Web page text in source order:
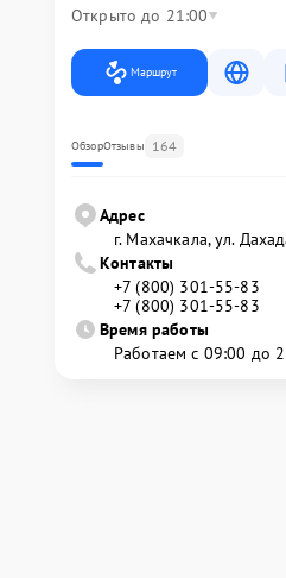
Открыто до 21:00
Маршрут
ОбзорОтзывы 164
Адрес
г. Махачкала, ул.
Контакты
+7 (800) 301-55-83
+7 (800) 301-55-83
Время работы
Работаем с 09:00 до